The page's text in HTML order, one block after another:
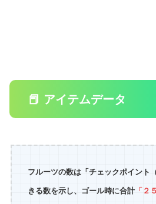
📕 アイテムデータ
フルーツの数は「チェックポイント
きる数を示し、ゴール時に合計「２